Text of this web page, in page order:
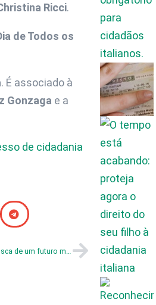
Ricci.
de Todos os
. É associado à
Gonzaga e a
de cidadania